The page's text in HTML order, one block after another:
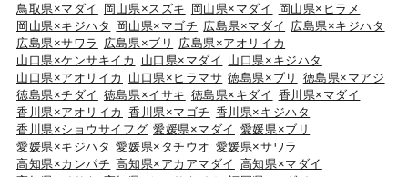
鳥取県×マダイ
岡山県×スズキ 岡山県×マダイ
岡山県×ヒラメ
岡山県×キジハタ
岡山県×マゴチ 広島県×マダイ 広島県×キジハタ
広島県×サワラ
広島県×ブリ
広島県×アオリイカ
山口県×ケンサキイカ
山口県×マダイ 山口県×キジハタ
山口県×アオリイカ
山口県×ヒラマサ 徳島県×ブリ
徳島県×マアジ
徳島県×チダイ 徳島県×イサキ 徳島県×キダイ 香川県×マダイ
香川県×アオリイカ 香川県×マゴチ 香川県×キジハタ
香川県×ショウサイフグ 愛媛県×マダイ 愛媛県×ブリ
愛媛県×キジハタ 愛媛県×タチウオ 愛媛県×サワラ
高知県×カンパチ 高知県×アカアマダイ 高知県×マダイ